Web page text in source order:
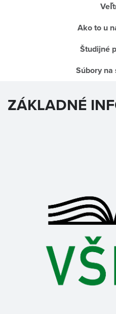
Ako to u
Študijné
Súbory
ZÁKLADNÉ